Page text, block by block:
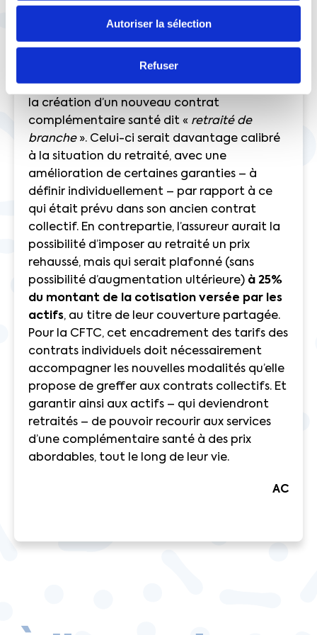
Autoriser la sélection
Refuser
de la couverture collective des salariés, les
Pour y remédier, notre organisation propose
la création d’un nouveau contrat
complémentaire santé dit « retraité de
branche». Celui-ci serait davantage calibré
à la situation du retraité, avec une
amélioration de certaines garanties – à
définir individuellement – par rapport à ce
qui était prévu dans son ancien contrat
collectif. En contrepartie, l’assureur aurait la
possibilité d’imposer au retraité un prix
rehaussé, mais qui serait plafonné (sans
possibilité d’augmentation ultérieure) à 25%
du montant de la cotisation versée par les
actifs, au titre de leur couverture partagée.
Pour la CFTC, cet encadrement des tarifs des
contrats individuels doit nécessairement
accompagner les nouvelles modalités qu’elle
propose de greffer aux contrats collectifs. Et
garantir ainsi aux actifs – qui deviendront
retraités – de pouvoir recourir aux services
d’une complémentaire santé à des prix
abordables, tout le long de leur vie.
AC